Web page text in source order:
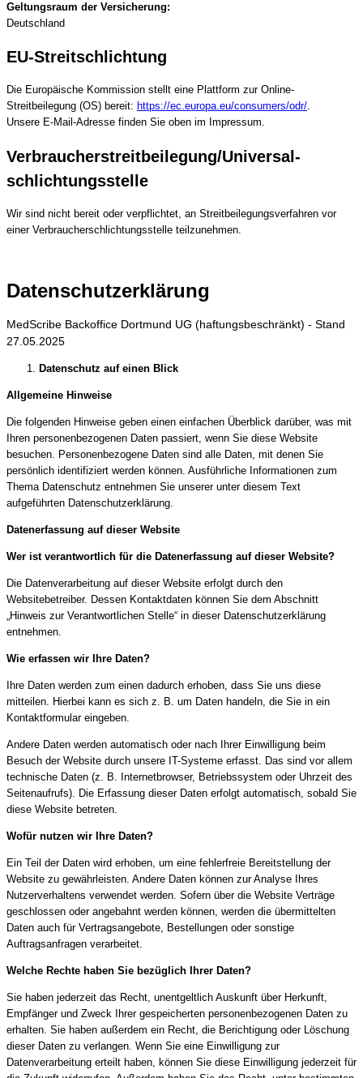
Geltungsraum der Versicherung:
Deutschland
EU-Streitschlichtung
Die Europäische Kommission stellt eine Plattform zur Online-
Streitbeilegung (OS) bereit: https://ec.europa.eu/consumers/odr/.
Unsere E-Mail-Adresse finden Sie oben im Impressum.
Verbraucher­streit­beilegung/Universal­
schlichtungs­stelle
Wir sind nicht bereit oder verpflichtet, an Streitbeilegungsverfahren vor
einer Verbraucherschlichtungsstelle teilzunehmen.
Datenschutzerklärung
MedScribe Backoffice Dortmund UG (haftungsbeschränkt) - Stand
27.05.2025
Datenschutz auf einen Blick
Allgemeine Hinweise
Die folgenden Hinweise geben einen einfachen Überblick darüber, was mit
Ihren personenbezogenen Daten passiert, wenn Sie diese Website
besuchen. Personenbezogene Daten sind alle Daten, mit denen Sie
persönlich identifiziert werden können. Ausführliche Informationen zum
Thema Datenschutz entnehmen Sie unserer unter diesem Text
aufgeführten Datenschutzerklärung.
Datenerfassung auf dieser Website
Wer ist verantwortlich für die Datenerfassung auf dieser Website?
Die Datenverarbeitung auf dieser Website erfolgt durch den
Websitebetreiber. Dessen Kontaktdaten können Sie dem Abschnitt
„Hinweis zur Verantwortlichen Stelle“ in dieser Datenschutzerklärung
entnehmen.
Wie erfassen wir Ihre Daten?
Ihre Daten werden zum einen dadurch erhoben, dass Sie uns diese
mitteilen. Hierbei kann es sich z. B. um Daten handeln, die Sie in ein
Kontaktformular eingeben.
Andere Daten werden automatisch oder nach Ihrer Einwilligung beim
Besuch der Website durch unsere IT-Systeme erfasst. Das sind vor allem
technische Daten (z. B. Internetbrowser, Betriebssystem oder Uhrzeit des
Seitenaufrufs). Die Erfassung dieser Daten erfolgt automatisch, sobald Sie
diese Website betreten.
Wofür nutzen wir Ihre Daten?
Ein Teil der Daten wird erhoben, um eine fehlerfreie Bereitstellung der
Website zu gewährleisten. Andere Daten können zur Analyse Ihres
Nutzerverhaltens verwendet werden. Sofern über die Website Verträge
geschlossen oder angebahnt werden können, werden die übermittelten
Daten auch für Vertragsangebote, Bestellungen oder sonstige
Auftragsanfragen verarbeitet.
Welche Rechte haben Sie bezüglich Ihrer Daten?
Sie haben jederzeit das Recht, unentgeltlich Auskunft über Herkunft,
Empfänger und Zweck Ihrer gespeicherten personenbezogenen Daten zu
erhalten. Sie haben außerdem ein Recht, die Berichtigung oder Löschung
dieser Daten zu verlangen. Wenn Sie eine Einwilligung zur
Datenverarbeitung erteilt haben, können Sie diese Einwilligung jederzeit für